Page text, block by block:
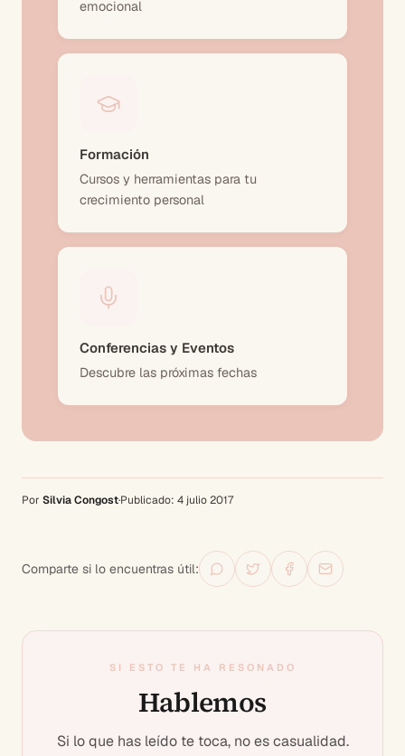
emocional
Formación
Cursos y herramientas para tu
crecimiento personal
Conferencias y Eventos
Descubre las próximas fechas
Por Silvia Congost·Publicado: 4 julio 2017
Comparte si lo encuentras útil:
SI ESTO TE HA RESONADO
Hablemos
Si lo que has leído te toca, no es casualidad.